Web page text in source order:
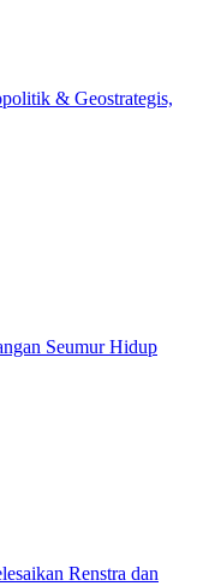
& Geostrategis,
Seumur Hidup
Renstra dan